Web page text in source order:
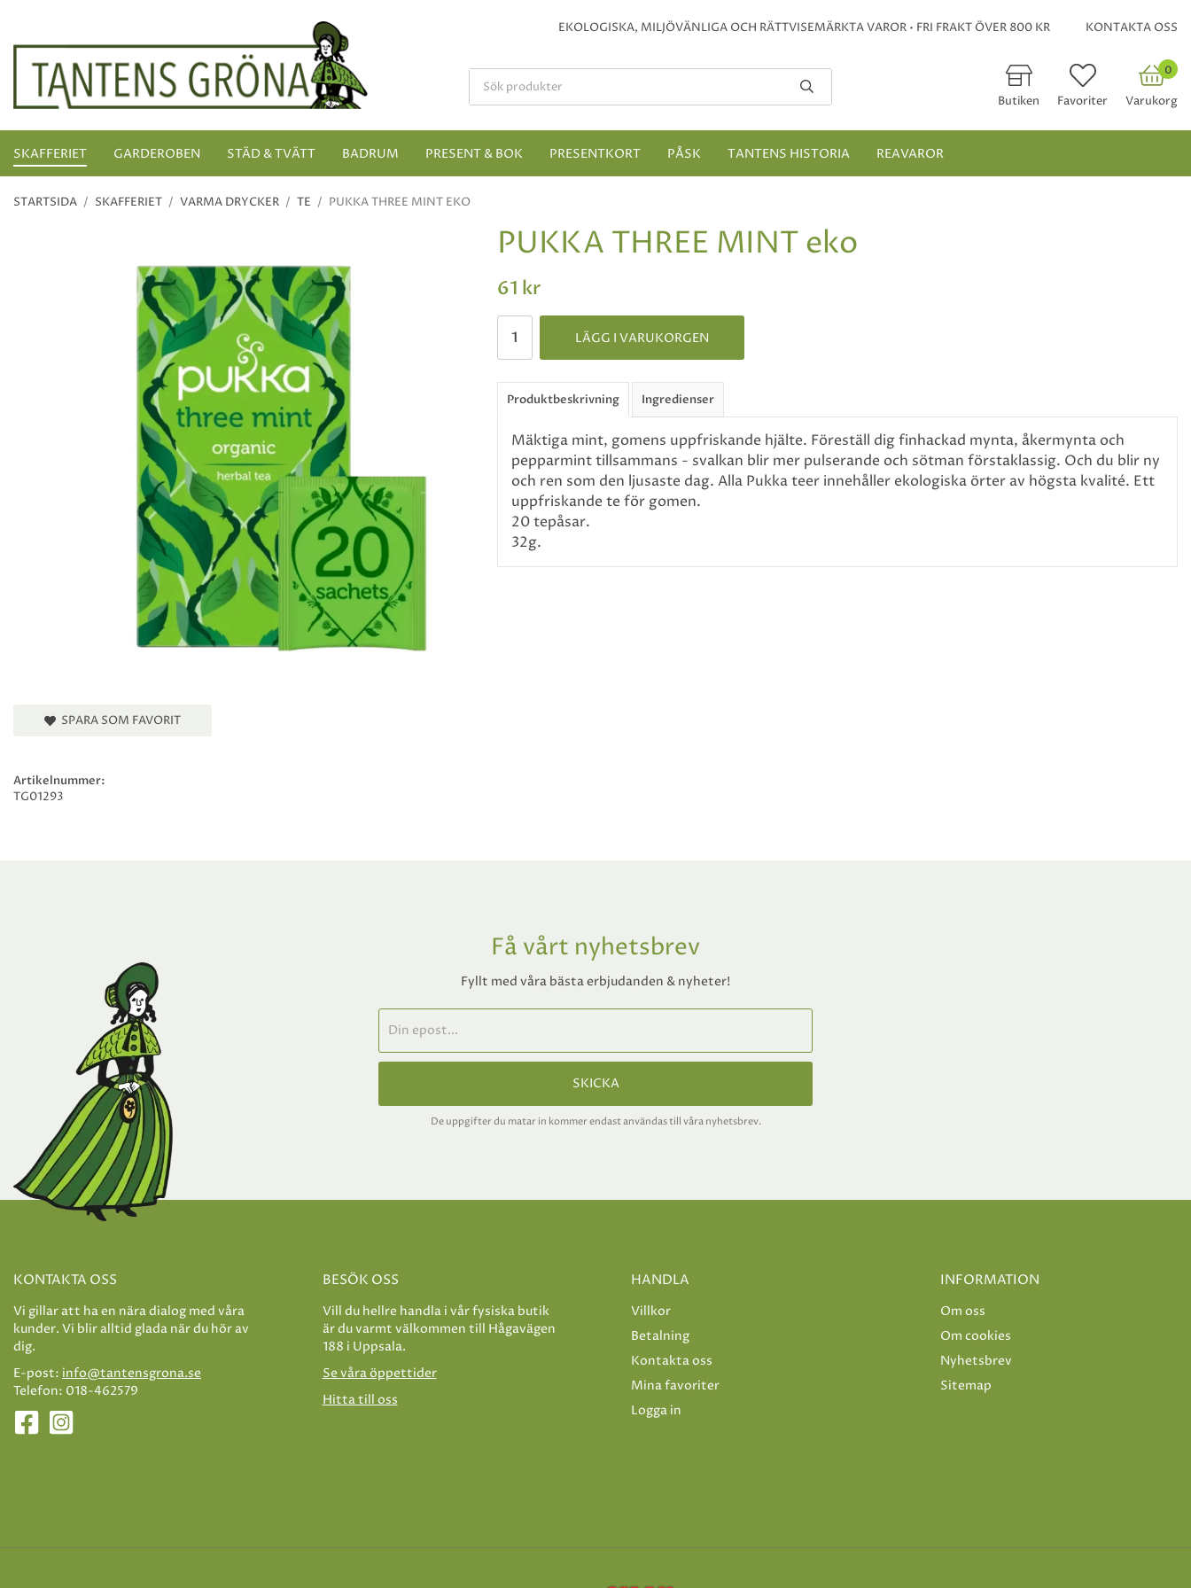
EKOLOGISKA, MILJÖVÄNLIGA OCH RÄTTVISEMÄRKTA VAROR • FRI FRAKT ÖVER 800 KR KONTAKTA OSS
Butiken Favoriter
0
Varukorg
SKAFFERIET GARDEROBEN STÄD & TVÄTT BADRUM PRESENT & BOK PRESENTKORT PÅSK TANTENS HISTORIA REAVAROR
STARTSIDA / SKAFFERIET / VARMA DRYCKER / TE / PUKKA THREE MINT EKO
PUKKA THREE MINT eko
61 kr
LÄGG I VARUKORGEN
Produktbeskrivning Ingredienser
Mäktiga mint, gomens uppfriskande hjälte. Föreställ dig finhackad mynta, åkermynta och
pepparmint tillsammans - svalkan blir mer pulserande och sötman förstaklassig. Och du blir ny
och ren som den ljusaste dag. Alla Pukka teer innehåller ekologiska örter av högsta kvalité. Ett
uppfriskande te för gomen.
20 tepåsar.
32g.
SPARA SOM FAVORIT
Artikelnummer:
TG01293
Få vårt nyhetsbrev
Fyllt med våra bästa erbjudanden & nyheter!
SKICKA
De uppgifter du matar in kommer endast användas till våra nyhetsbrev.
KONTAKTA OSS
Vi gillar att ha en nära dialog med våra
kunder. Vi blir alltid glada när du hör av
dig.
E-post: info@tantensgrona.se
Telefon: 018-462579
BESÖK OSS
Vill du hellre handla i vår fysiska butik
är du varmt välkommen till Hågavägen
188 i Uppsala.
Se våra öppettider
Hitta till oss
HANDLA
Villkor
Betalning
Kontakta oss
Mina favoriter
Logga in
INFORMATION
Om oss
Om cookies
Nyhetsbrev
Sitemap